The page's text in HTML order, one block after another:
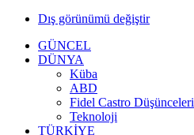
Dış görünümü değiştir
GÜNCEL
DÜNYA
Küba
ABD
Fidel Castro Düşünceleri
Teknoloji
TÜRKİYE